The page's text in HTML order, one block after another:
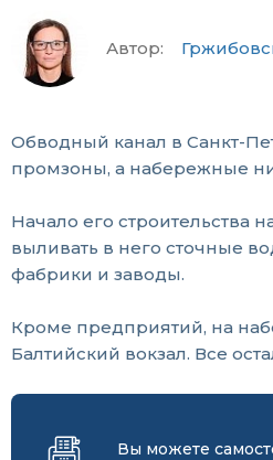
Автор:
Обводный канал в Санкт-
промзоны, а набережные
Начало его строительства
выливать в него сточные
фабрики и заводы.
Кроме предприятий, на
Балтийский вокзал. Все
Вы можете